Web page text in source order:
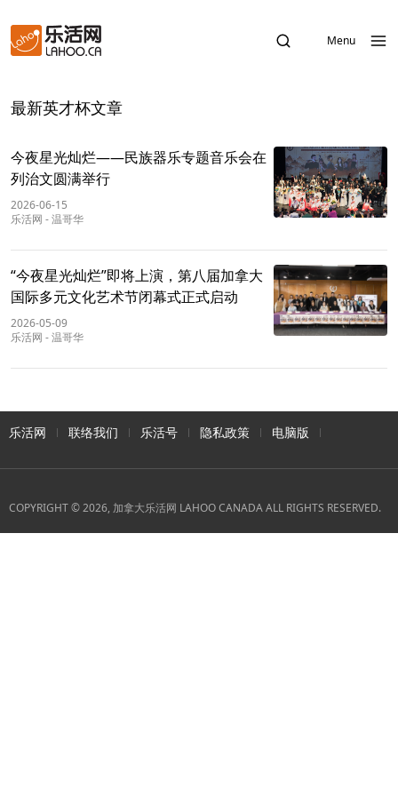
Menu
最新英才杯文章
今夜星光灿烂——民族器乐专题音乐会在
列治文圆满举行
2026-06-15
乐活网 -温哥华
“今夜星光灿烂”即将上演，第八届加拿大
国际多元文化艺术节闭幕式正式启动
2026-05-09
乐活网 -温哥华
乐活网 联络我们 乐活号 隐私政策 电脑版
COPYRIGHT © 2026, 加拿大乐活网 LAHOO CANADA ALL RIGHTS RESERVED.